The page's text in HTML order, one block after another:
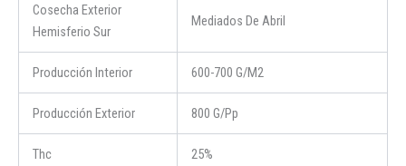
Cosecha Exterior
Hemisferio Sur
Mediados De Abril
Producción Interior 600-700 G/M2
Producción Exterior 800 G/Pp
Thc 25%